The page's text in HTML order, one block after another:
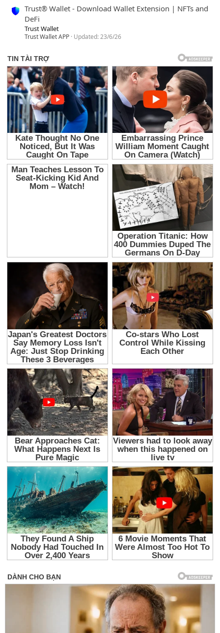
Trust® Wallet - Download Wallet Extension | NFTs and
DeFi
Trust Wallet
Trust Wallet APP Updated:23/6/26